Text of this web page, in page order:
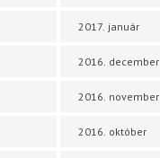
2017. január
2016. december
2016. november
2016. október